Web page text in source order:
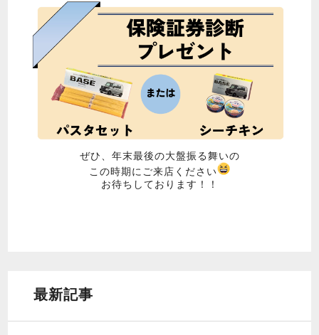
ぜひ、年末最後の大盤振る舞いの
この時期にご来店ください
お待ちしております！！
最新記事